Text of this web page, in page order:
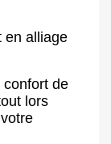
alliage
confort de
lors